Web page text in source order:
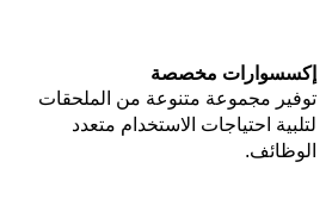
إكسسوارات مخصصة
توفير مجموعة متنوعة من الملحقات
لتلبية احتياجات الاستخدام متعدد
الوظائف.